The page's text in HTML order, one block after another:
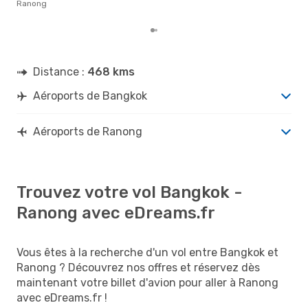
Ranong
Distance : 468 kms
Aéroports de Bangkok
Aéroports de Ranong
Trouvez votre vol Bangkok -
Ranong avec eDreams.fr
Vous êtes à la recherche d'un vol entre Bangkok et
Ranong ? Découvrez nos offres et réservez dès
maintenant votre billet d'avion pour aller à Ranong
avec eDreams.fr !